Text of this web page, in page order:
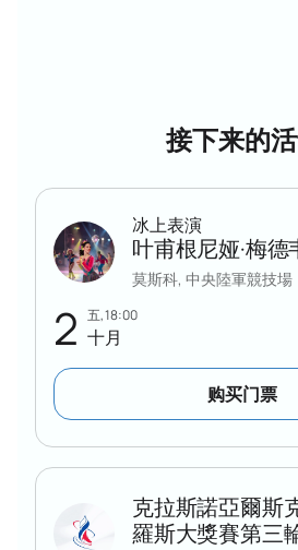
接下来的
2 五, 18:00
十月
冰上表演
叶甫根尼娅·梅德
莫斯科, 中央陸軍競技場
购买门票
克拉斯諾亞爾斯
羅斯大獎賽第三